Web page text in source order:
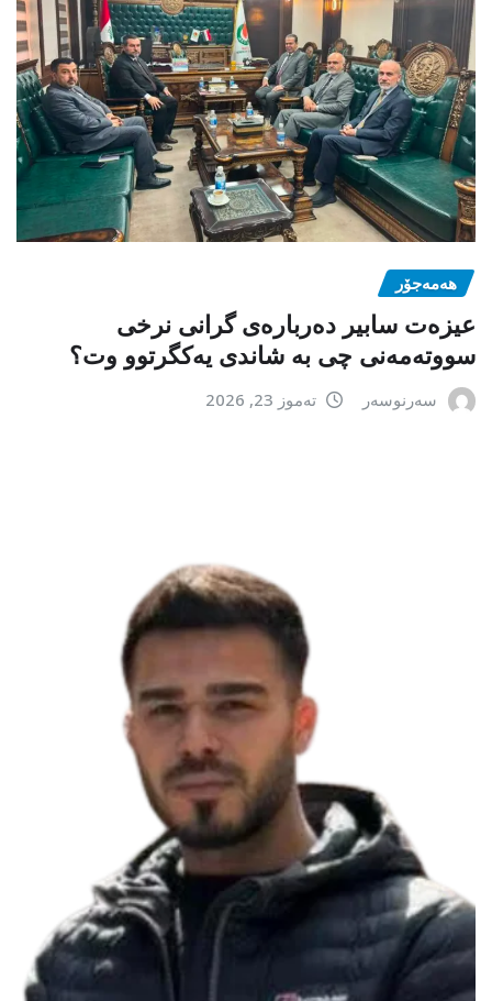
هەمەجۆر
عیزەت سابیر دەربارەی گرانی نرخی
سووتەمەنی چی بە شاندی یەکگرتوو وت؟
سەرنوسەر تەموز 23, 2026